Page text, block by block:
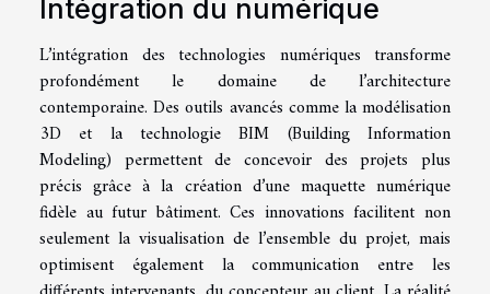
Intégration du numérique
L’intégration des technologies numériques transforme
profondément le domaine de l’architecture
contemporaine. Des outils avancés comme la modélisation
3D et la technologie BIM (Building Information
Modeling) permettent de concevoir des projets plus
précis grâce à la création d’une maquette numérique
fidèle au futur bâtiment. Ces innovations facilitent non
seulement la visualisation de l’ensemble du projet, mais
optimisent également la communication entre les